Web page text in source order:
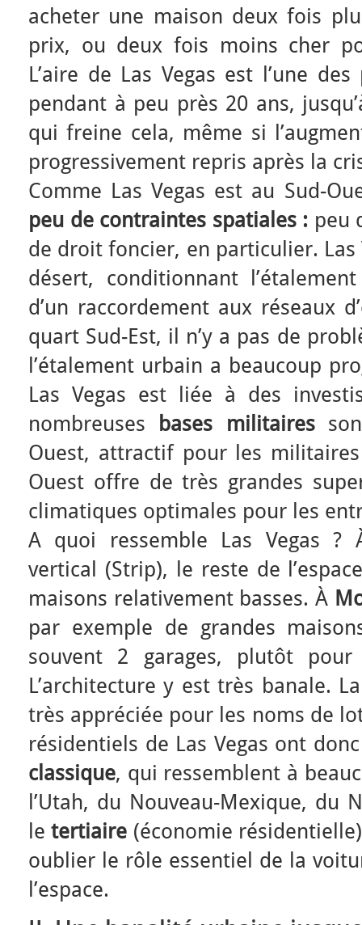
acheter une maison deux fois
prix, ou deux fois moins cher
L’aire de Las Vegas est l’une
pendant à peu près 20 ans,
qui freine cela, même si
progressivement repris après la
Comme Las Vegas est au Sud-
peu de contraintes spatiales : peu
de droit foncier, en particulier. Las
désert, conditionnant
d’un raccordement aux réseaux
quart Sud-Est, il n’y a pas de
l’étalement urbain a beaucoup
Las Vegas est liée à des
nombreuses
bases militaires
Ouest, attractif pour les
Ouest offre de très grandes
climatiques optimales pour les
A quoi ressemble Las Vegas ?
vertical (Strip), le reste de
maisons relativement basses. À
par exemple de grandes
souvent 2 garages, plutôt pour
L’architecture y est très banale.
très appréciée pour les noms de
résidentiels de Las Vegas ont
classique, qui ressemblent à
l’Utah, du Nouveau-Mexique,
letertiaire (économie
oublier le rôle essentiel de la
l’espace.